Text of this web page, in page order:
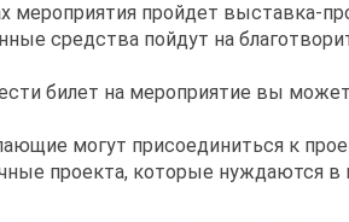
мероприятия пройдет выставка-
средства пойдут на
билет на мероприятие вы
могут присоединиться к
проекта, которые нуждаются в